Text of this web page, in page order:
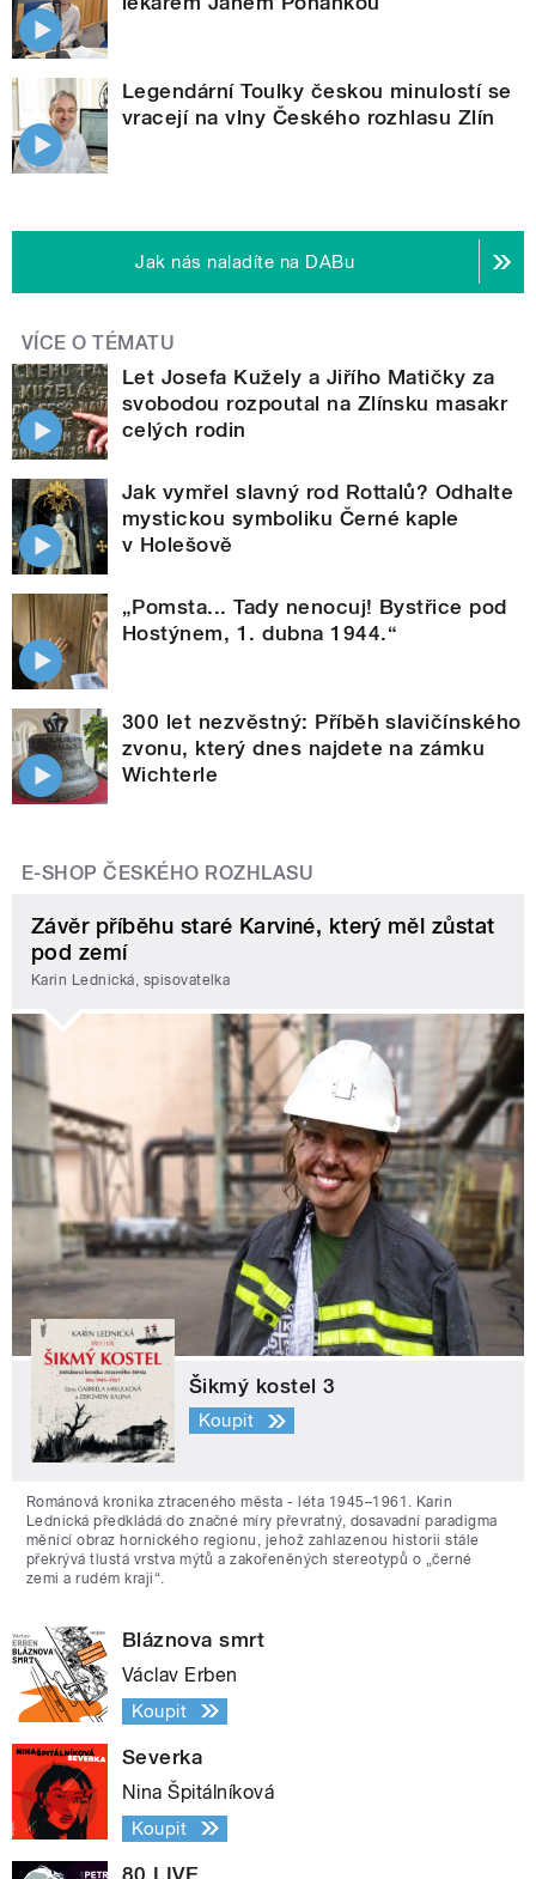
Legendární Toulky českou minulostí se
vracejí na vlny Českého rozhlasu Zlín
Jak nás naladíte na DABu
VÍCE O TÉMATU
Let Josefa Kužely a Jiřího Matičky za
svobodou rozpoutal na Zlínsku masakr
celých rodin
Jak vymřel slavný rod Rottalů? Odhalte
mystickou symboliku Černé kaple
v Holešově
„Pomsta... Tady nenocuj! Bystřice pod
Hostýnem, 1. dubna 1944.“
300 let nezvěstný: Příběh slavičínského
zvonu, který dnes najdete na zámku
Wichterle
E-SHOP ČESKÉHO ROZHLASU
Závěr příběhu staré Karviné, který měl zůstat
pod zemí
Karin Lednická, spisovatelka
Šikmý kostel 3
Koupit
Románová kronika ztraceného města - léta 1945–1961. Karin
Lednická předkládá do značné míry převratný, dosavadní paradigma
měnící obraz hornického regionu, jehož zahlazenou historii stále
překrývá tlustá vrstva mýtů a zakořeněných stereotypů o „černé
zemi a rudém kraji“.
Bláznova smrt
Václav Erben
Koupit
Severka
Nina Špitálníková
Koupit
80 LIVE